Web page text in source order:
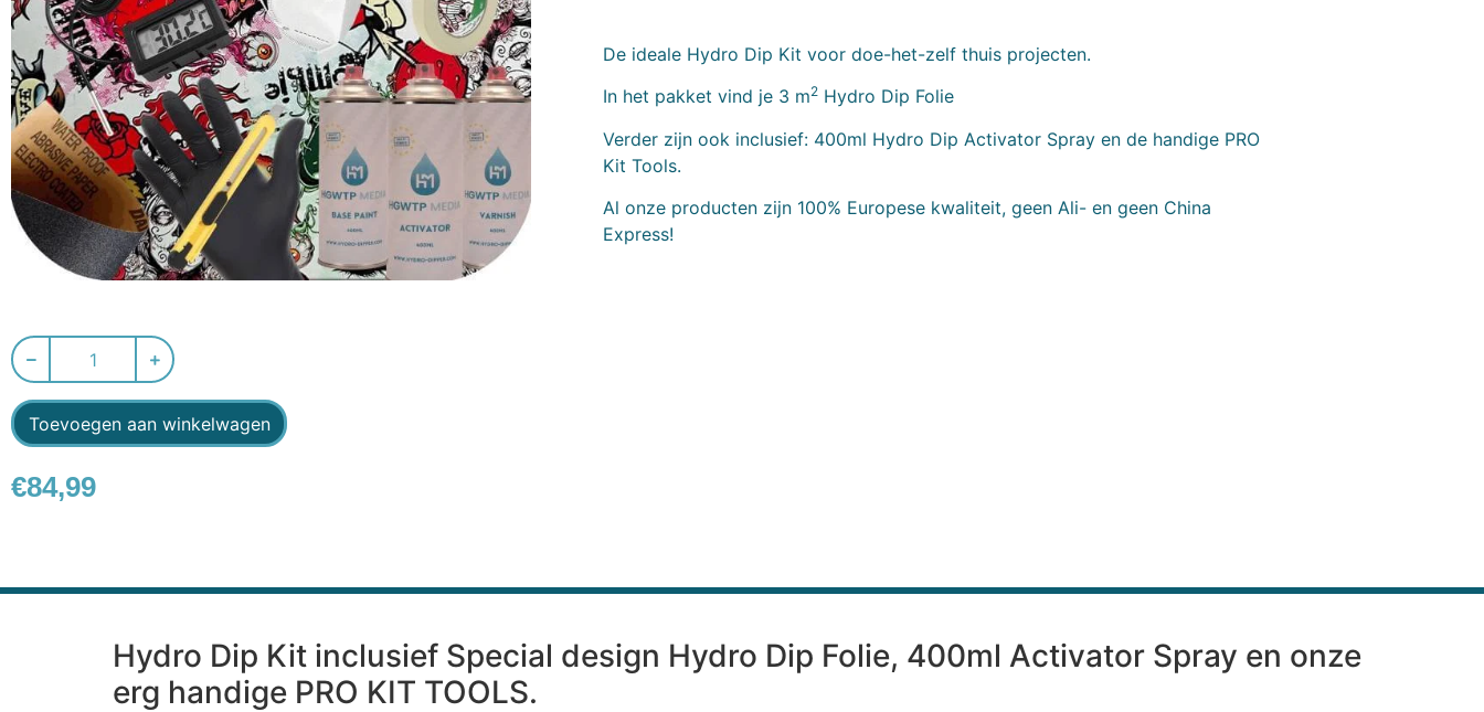
Toevoegen aan winkelwagen
€84,99
De ideale Hydro Dip Kit voor doe-het-zelf thuis projecten.
In het pakket vind je 3 m2Hydro Dip Folie
Verder zijn ook inclusief: 400ml Hydro Dip Activator Spray en de handige PRO
Kit Tools.
Al onze producten zijn 100% Europese kwaliteit, geen Ali- en geen China
Express!
Hydro Dip Kit inclusief Special design Hydro Dip Folie, 400ml Activator Spray en onze
erg handige PRO KIT TOOLS.